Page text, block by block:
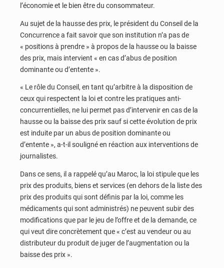
l’économie et le bien être du consommateur.
Au sujet de la hausse des prix, le président du Conseil de la
Concurrence a fait savoir que son institution n’a pas de
« positions à prendre » à propos de la hausse ou la baisse
des prix, mais intervient « en cas d’abus de position
dominante ou d’entente ».
« Le rôle du Conseil, en tant qu’arbitre à la disposition de
ceux qui respectent la loi et contre les pratiques anti-
concurrentielles, ne lui permet pas d’intervenir en cas de la
hausse ou la baisse des prix sauf si cette évolution de prix
est induite par un abus de position dominante ou
d’entente », a-t-il souligné en réaction aux interventions de
journalistes.
Dans ce sens, il a rappelé qu’au Maroc, la loi stipule que les
prix des produits, biens et services (en dehors de la liste des
prix des produits qui sont définis par la loi, comme les
médicaments qui sont administrés) ne peuvent subir des
modifications que par le jeu de l’offre et de la demande, ce
qui veut dire concrètement que « c’est au vendeur ou au
distributeur du produit de juger de l’augmentation ou la
baisse des prix ».